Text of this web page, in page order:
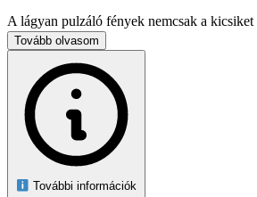
A lágyan pulzáló fények nemcsak a
romantikus, relaxáló fényforrásként is
A csomag tartalma
LED projektor (kék)
USB kábel
2 db vetítőbetét
Figyelem: 3 év alatti gyermekek számára
felügyelet nélkül, és sérült kábellel ne
Tovább olvasom
További információk